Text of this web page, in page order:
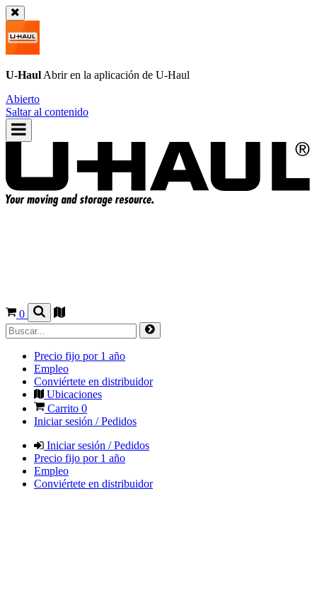
U-Haul Abrir en la aplicación de U-Haul
Abierto
Saltar al contenido
0
Precio fijo por 1 año
Empleo
Conviértete en distribuidor
Ubicaciones
Carrito 0
Iniciar sesión / Pedidos
Iniciar sesión / Pedidos
Precio fijo por 1 año
Empleo
Conviértete en distribuidor